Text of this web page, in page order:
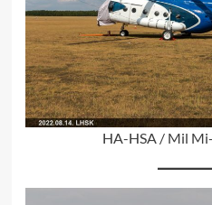
HA-HSA / Mil